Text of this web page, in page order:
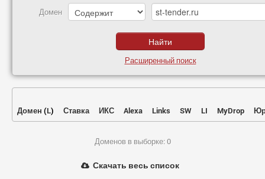
Домен
Расширенный поиск
Домен (L) Ставка ИКС Alexa Links SW LI MyDrop
Доменов в выборке: 0
Скачать весь список